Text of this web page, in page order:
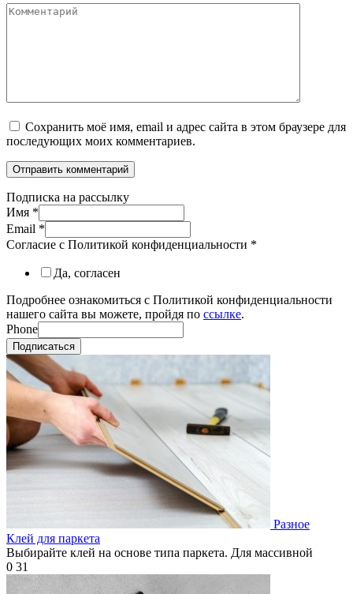
Комментарий
Сохранить моё имя, email и адрес сайта в этом браузере для
последующих моих комментариев.
Подписка на рассылку
Имя *
Email *
Согласие с Политикой конфиденциальности *
Да, согласен
Подробнее ознакомиться с Политикой конфиденциальности
нашего сайта вы можете, пройдя по ссылке.
Phone
Подписаться
Разное
Клей для паркета
Выбирайте клей на основе типа паркета. Для массивной
0 31